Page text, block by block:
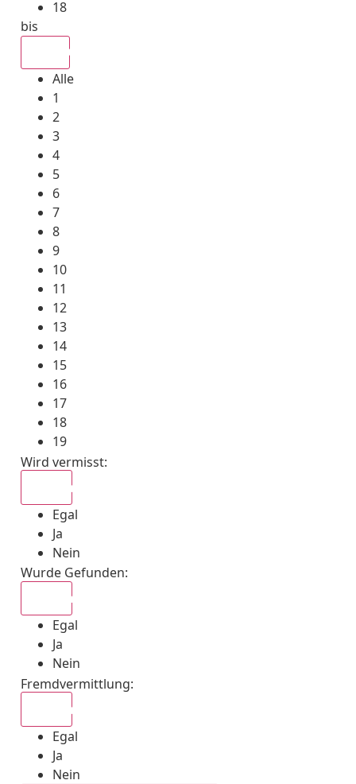
18
bis
Alle
1
2
3
4
5
6
7
8
9
10
11
12
13
14
15
16
17
18
19
Wird vermisst:
Egal
Ja
Nein
Wurde Gefunden:
Egal
Ja
Nein
Fremdvermittlung:
Egal
Ja
Nein